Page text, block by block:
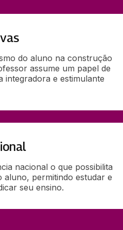
do aluno na construção
assume um papel de
integradora e estimulante
nacional o que possibilita
aluno, permitindo estudar e
seu ensino.